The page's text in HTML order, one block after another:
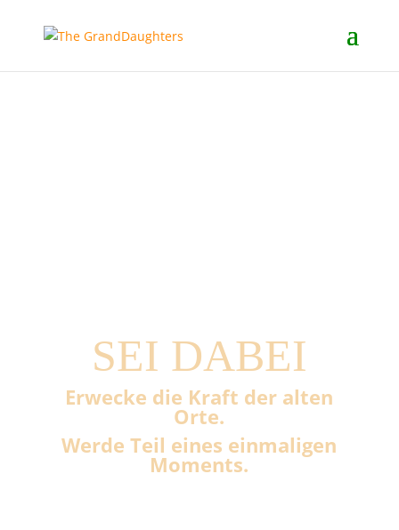
SEI DABEI
Erwecke die Kraft der alten
Orte.
Werde Teil eines einmaligen
Moments.